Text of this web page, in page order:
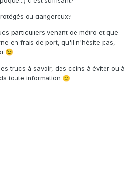
ou dangereux?
particuliers venant de métro et que
en frais de port, qu'il n'hésite pas,
😉
trucs à savoir, des coins à éviter ou à
toute information 🙂